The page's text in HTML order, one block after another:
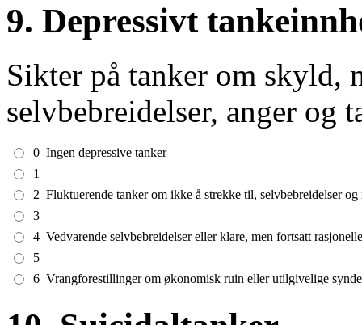
9. Depressivt
Sikter på tanker om skyld,
selvbebreidelser, anger og
0 Ingen depressive tanker
1
2 Fluktuerende tanker om ikke å strekke til, selvbebreidelser
3
4 Vedvarende selvbebreidelser eller klare, men fortsatt
5
6 Vrangforestillinger om økonomisk ruin eller utilgivelige